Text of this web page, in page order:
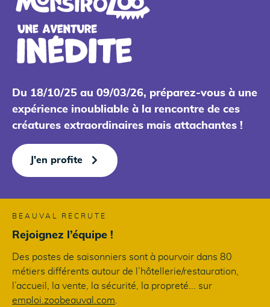
Du 18/10/25 au 09/03/26, préparez-vous à une
expérience inoubliable à la rencontre de ces
créatures extraordinaires mais attachantes !
J'en profite
BEAUVAL RECRUTE
Rejoignez l’équipe !
Des postes de saisonniers sont à pourvoir dans 80
métiers différents autour de l’hôtellerie/restauration,
l’accueil, la vente, la sécurité, la propreté... sur
emploi.zoobeauval.com